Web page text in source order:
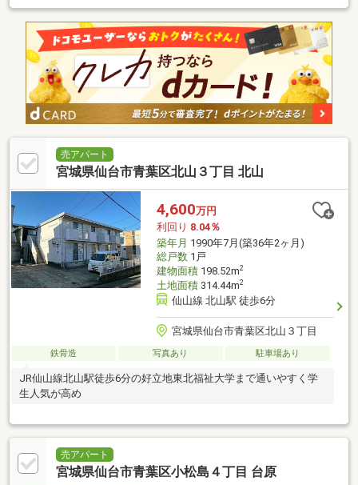
売アパート
宮城県仙台市青葉区北山３丁目 北山
4,600万円
利回り 8.04％
築年月 1990年7月(築36年2ヶ月)
総戸数1戸
建物面積198.52m2
土地面積314.44m2
仙山線 北山駅 徒歩6分
宮城県仙台市青葉区北山３丁目
鉄骨造 写真あり 駐車場あり
JR仙山線北山駅徒歩6分の好立地東北福祉大学まで通いやすく学
生人気が高め
売アパート
宮城県仙台市青葉区小松島４丁目 台原